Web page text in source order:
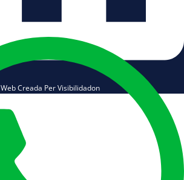
Web Creada Per Visibilidadon